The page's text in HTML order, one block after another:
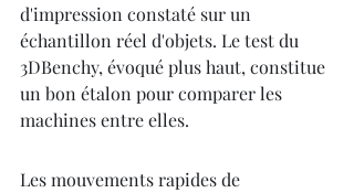
d'impression constaté sur un
échantillon réel d'objets. Le test du
3DBenchy, évoqué plus haut, constitue
un bon étalon pour comparer les
machines entre elles.
Les mouvements rapides de